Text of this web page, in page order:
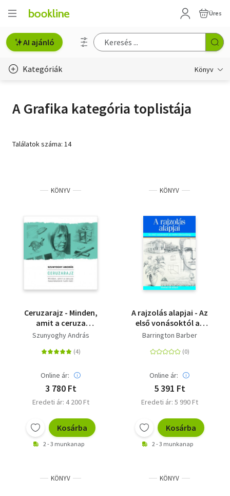
Üres
AI ajánló
Kategóriák Könyv
Erotika
Szakkönyv
Szótár, nyelvkönyv
Tankönyv, segédkönyv
Társadalomtudomány
Természettudomány
Történelem
A Grafika kategória toplistája
Találatok száma: 14
KÖNYV
Ceruzarajz - Minden,
amit a ceruza
használatáról tudni
Szunyoghy András
Online ár:
3 780 Ft
Eredeti ár: 4 200 Ft
Kosárba
2 - 3 munkanap
KÖNYV
A rajzolás alapjai - Az
első vonásoktól az
emberábrázolásig
Barrington Barber
Online ár:
5 391 Ft
Eredeti ár: 5 990 Ft
Kosárba
2 - 3 munkanap
KÖNYV KÖNYV